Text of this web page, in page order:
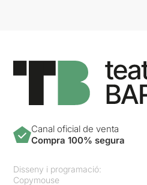
Canal oficial de venta
Compra 100% segura
Disseny i programació:
Copymouse